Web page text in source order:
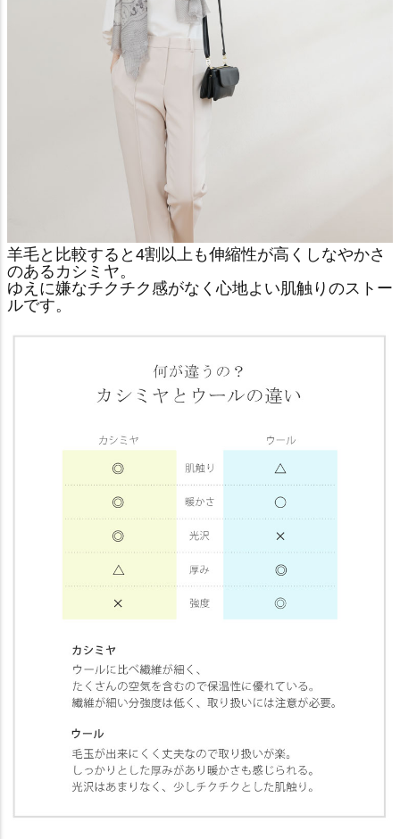
羊毛と比較すると4割以上も伸縮性が高くしなやかさ
のあるカシミヤ。
ゆえに嫌なチクチク感がなく心地よい肌触りのストー
ルです。